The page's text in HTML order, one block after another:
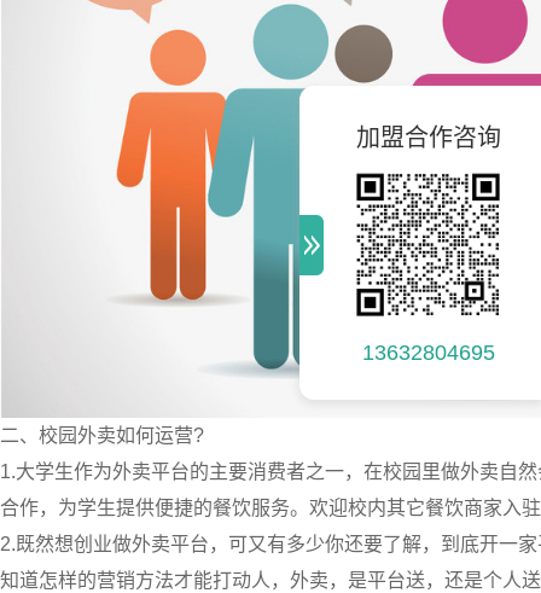
加盟合作咨询
13632804695
二、校园外卖如何运营?
1.大学生作为外卖平台的主要消费者之一，在校园里做外卖自
合作，为学生提供便捷的餐饮服务。欢迎校内其它餐饮商家入
2.既然想创业做外卖平台，可又有多少你还要了解，到底开一
知道怎样的营销方法才能打动人，外卖，是平台送，还是个人